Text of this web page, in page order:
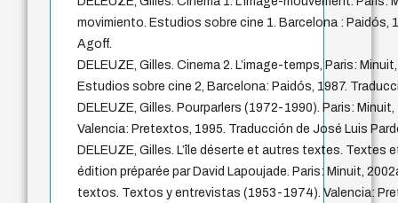
movimiento. Estudios sobre cine 1. Barcelona : Paidós,
Agoff.
DELEUZE, Gilles. Cinema 2. L’image-temps, Paris:
Estudios sobre cine 2, Barcelona: Paidós, 1987.
DELEUZE, Gilles. Pourparlers (1972-1990). Paris:
Valencia: Pretextos, 1995. Traducción de José Luis
DELEUZE, Gilles. L’île déserte et autres textes.
édition préparée par David Lapoujade. Paris: Minuit,
textos. Textos y entrevistas (1953-1974). Valencia: